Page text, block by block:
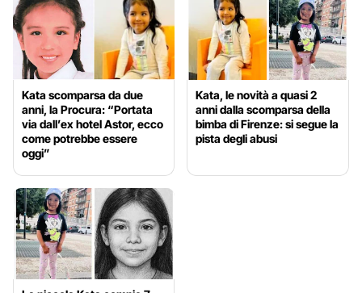
Kata scomparsa da due
anni, la Procura: “Portata
via dall’ex hotel Astor, ecco
come potrebbe essere
oggi”
Kata, le novità a quasi 2
anni dalla scomparsa della
bimba di Firenze: si segue la
pista degli abusi